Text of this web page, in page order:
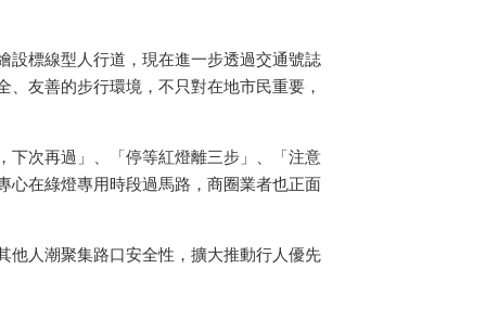
設標線型人行道，現在進一步透過交通號誌
友善的步行環境，不只對在地市民重要，
下次再過」、「停等紅燈離三步」、「注意
心在綠燈專用時段過馬路，商圈業者也正面
他人潮聚集路口安全性，擴大推動行人優先